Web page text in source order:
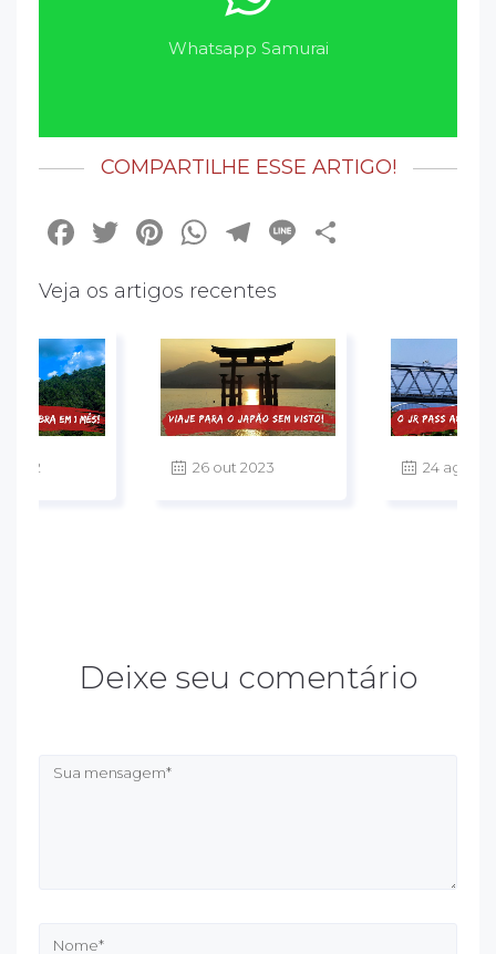
Whatsapp Samurai
COMPARTILHE ESSE ARTIGO!
Facebook
Twitter
Pinterest
WhatsApp
Telegram
Line
Veja os artigos recentes
2022 26 out 2023 24 ago
Deixe seu comentário